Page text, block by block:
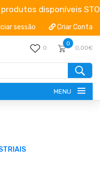
disponíveis
sessão Criar Conta
0
0
0,00€
MENU